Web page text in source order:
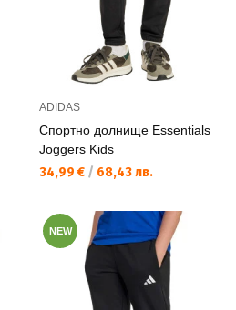
ADIDAS
Спортно долнище Essentials
Joggers Kids
Текуща цена:
34,99 € / 68,43 лв.
NEW